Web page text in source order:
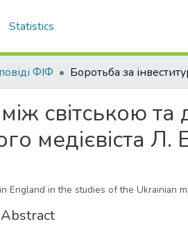
Statistics
ФІФ
світською
медієвіста Л.
in the studies of the Ukrainian
Abstract